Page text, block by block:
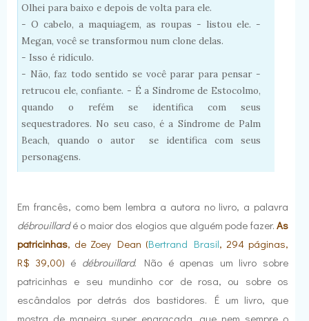
Olhei para baixo e depois de volta para ele.
- O cabelo, a maquiagem, as roupas - listou ele. -
Megan, você se transformou num clone delas.
- Isso é ridículo.
- Não, faz todo sentido se você parar para pensar -
retrucou ele, confiante. - É a Síndrome de Estocolmo,
quando o refém se identifica com seus
sequestradores. No seu caso, é a Síndrome de Palm
Beach, quando o autor se identifica com seus
personagens.
Em francês, como bem lembra a autora no livro, a palavra
débrouillardé o maior dos elogios que alguém pode fazer. As
patricinhas, de Zoey Dean (Bertrand Brasil, 294 páginas,
R$ 39,00) é débrouillard. Não é apenas um livro sobre
patricinhas e seu mundinho cor de rosa, ou sobre os
escândalos por detrás dos bastidores. É um livro, que
mostra de maneira super engraçada, que nem sempre o